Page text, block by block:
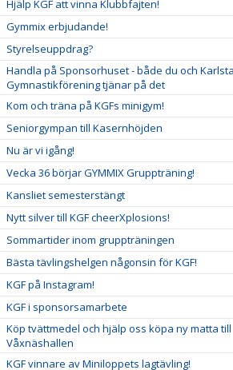
Hjälp KGF att vinna Klubbfajten!
Gymmix erbjudande!
Styrelseuppdrag?
Handla på Sponsorhuset - både du och
Gymnastikförening tjänar på det
Kom och träna på KGFs minigym!
Seniorgympan till Kasernhöjden
Nu är vi igång!
Vecka 36 börjar GYMMIX Gruppträning!
Kansliet semesterstängt
Nytt silver till KGF cheerXplosions!
Sommartider inom gruppträningen
Bästa tävlingshelgen någonsin för KGF!
KGF på Instagram!
KGF i sponsorsamarbete
Köp tvättmedel och hjälp oss köpa ny matta till
Våxnäshallen
KGF vinnare av Miniloppets lagtävling!